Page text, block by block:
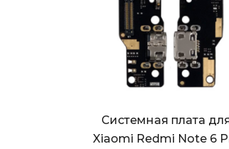
Системная плата
Xiaomi Redmi Note 6